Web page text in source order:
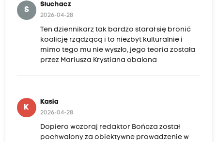
S
Słuchacz
2026-04-28
Ten dziennikarz tak bardzo starał się bronić
koalicję rządzącą i to niezbyt kulturalnie i
mimo tego mu nie wyszło, jego teoria została
przez Mariusza Krystiana obalona
K
Kasia
2026-04-28
Dopiero wczoraj redaktor Bończa został
pochwalony za obiektywne prowadzenie w